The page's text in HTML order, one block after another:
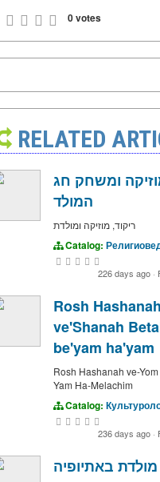
0 votes
RELATED
ומשחק חג
המולד
ריקוד, מוזיקה ומולדת
Catalog:
226 days ago ·
Rosh Hashanah
ve'Shanah
be'yam ha'yam
Rosh Hashanah ve-
Yam Ha-Melachim
Catalog:
236 days ago ·
מולדת באתיופיה